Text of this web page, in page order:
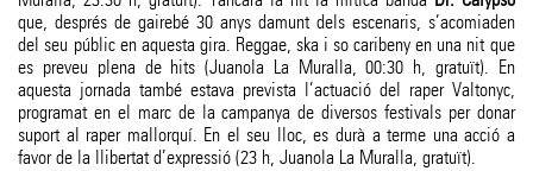
que, després de gairebé 30 anys damunt dels escenaris, s’acomiaden
del seu públic en aquesta gira. Reggae, ska i so caribeny en una nit que
es preveu plena de hits (Juanola La Muralla, 00:30 h, gratuït). En
aquesta jornada també estava prevista l’actuació del raper Valtonyc,
programat en el marc de la campanya de diversos festivals per donar
suport al raper mallorquí. En el seu lloc, es durà a terme una acció a
favor de la llibertat d’expressió (23 h, Juanola La Muralla, gratuït).